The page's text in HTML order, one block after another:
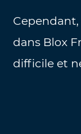
dans Blox
difficile et